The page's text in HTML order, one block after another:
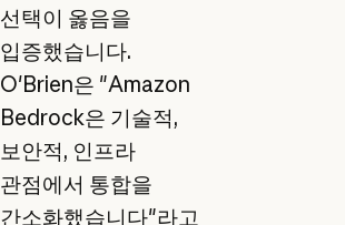
선택이 옳음을
입증했습니다.
O'Brien은 "Amazon
Bedrock은 기술적,
보안적, 인프라
관점에서 통합을
간소화했습니다"라고